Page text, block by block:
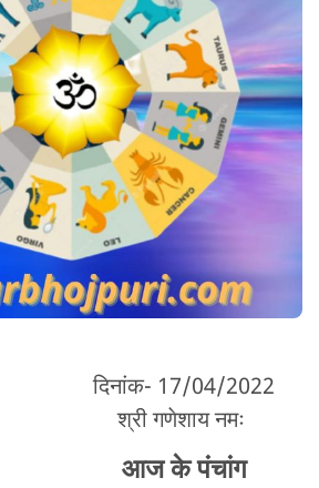
दिनांक- 17/04/2022
श्री गणेशाय नमः
आज के पंचांग